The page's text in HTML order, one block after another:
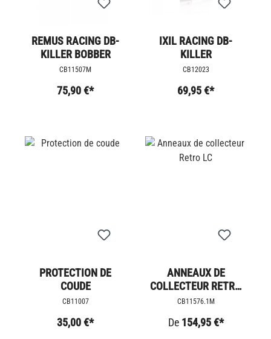
REMUS RACING DB-
KILLER BOBBER
CB11507M
75,90 €*
IXIL RACING DB-
KILLER
CB12023
69,95 €*
PROTECTION DE
COUDE
CB11007
35,00 €*
ANNEAUX DE
COLLECTEUR RETRO
LC
CB11576.1M
De 154,95 €*